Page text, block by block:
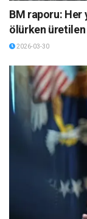
BM raporu: Her
ölürken üretilen
2026-03-30